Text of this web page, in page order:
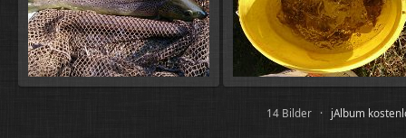
14 Bilder · jAlbum